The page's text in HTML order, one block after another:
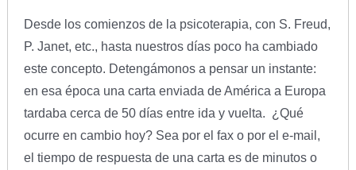
Desde los comienzos de la psicoterapia, con S. Freud,
P. Janet, etc., hasta nuestros días poco ha cambiado
este concepto. Detengámonos a pensar un instante:
en esa época una carta enviada de América a Europa
tardaba cerca de 50 días entre ida y vuelta. ¿Qué
ocurre en cambio hoy? Sea por el fax o por el e-mail,
el tiempo de respuesta de una carta es de minutos o